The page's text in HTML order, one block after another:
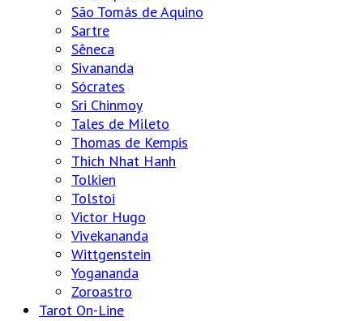
São Tomás de Aquino
Sartre
Sêneca
Sivananda
Sócrates
Sri Chinmoy
Tales de Mileto
Thomas de Kempis
Thich Nhat Hanh
Tolkien
Tolstoi
Victor Hugo
Vivekananda
Wittgenstein
Yogananda
Zoroastro
Tarot On-Line